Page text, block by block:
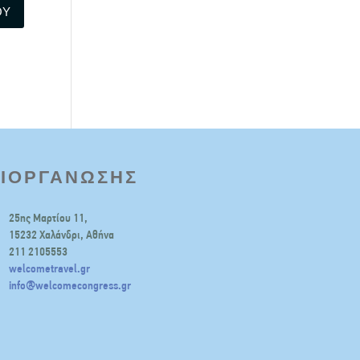
25ης Μαρτίου 11,
15232 Χαλάνδρι, Αθήνα
211 2105553
welcometravel.gr
info@welcomecongress.gr